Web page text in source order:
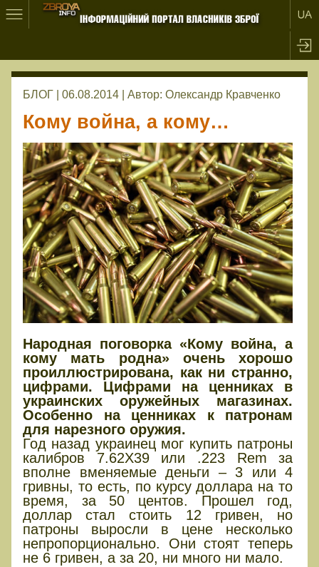
БЛОГ | 06.08.2014 | Автор: Олександр Кравченко
Кому война, а кому…
Народная поговорка «Кому война, а
кому мать родна» очень хорошо
проиллюстрирована, как ни странно,
цифрами. Цифрами на ценниках в
украинских оружейных магазинах.
Особенно на ценниках к патронам
для нарезного оружия.
Год назад украинец мог купить патроны
калибров 7.62Х39 или .223 Rem за
вполне вменяемые деньги – 3 или 4
гривны, то есть, по курсу доллара на то
время, за 50 центов. Прошел год,
доллар стал стоить 12 гривен, но
патроны выросли в цене несколько
непропорционально. Они стоят теперь
не 6 гривен, а за 20, ни много ни мало.